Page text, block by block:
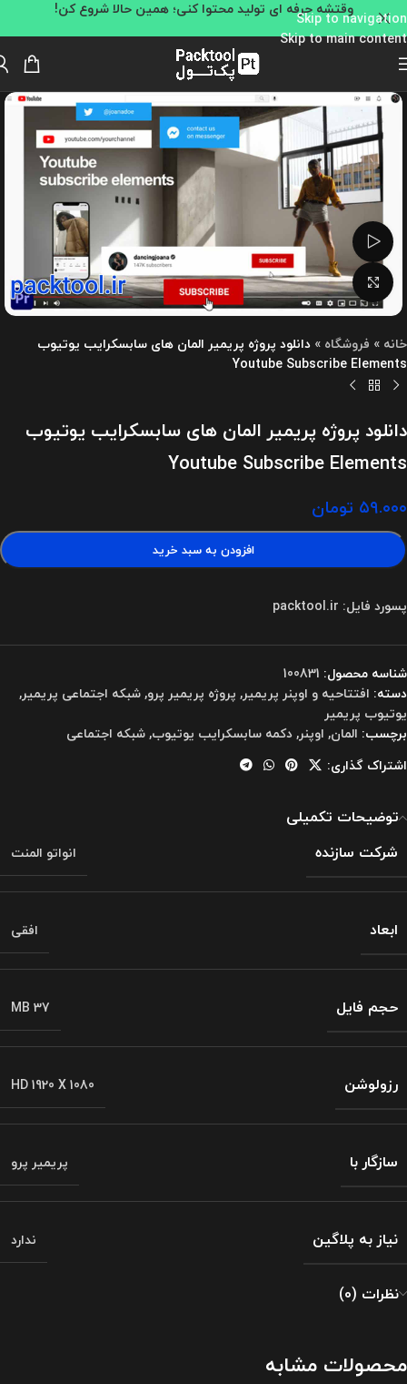
Skip to navigation
Skip to main content
وقتشه حرفه ای تولید محتوا کنی؛ همین حالا شروع کن!
تماشای ویدئو
بزرگنمایی تصویر
خانه » فروشگاه » دانلود پروژه پریمیر المان های سابسکرایب یوتیوب
Youtube Subscribe Elements
دانلود پروژه پریمیر المان های سابسکرایب یوتیوب
Youtube Subscribe Elements
۵۹.۰۰۰ تومان
افزودن به سبد خرید
پسورد فایل: packtool.ir
شناسه محصول: 100831
دسته: افتتاحیه و اوپنر پریمیر, پروژه پریمیر پرو,شبکه اجتماعی پریمیر,
یوتیوب پریمیر
برچسب: المان, اوپنر,دکمه سابسکرایب یوتیوب,شبکه اجتماعی
اشتراک گذاری:
توضیحات تکمیلی
شرکت سازنده
انواتو المنت
ابعاد افقی
حجم فایل MB 37
رزولوشن HD 1920 X 1080
سازگار با پریمیر پرو
نیاز به پلاگین ندارد
نظرات (0)
محصولات مشابه